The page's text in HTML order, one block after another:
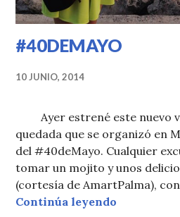
#40DEMAYO
10 JUNIO, 2014
Ayer estrené este nuevo
quedada que se organizó en
del #40deMayo. Cualquier
tomar un mojito y unos
(cortesía de AmartPalma),
Continúa leyendo